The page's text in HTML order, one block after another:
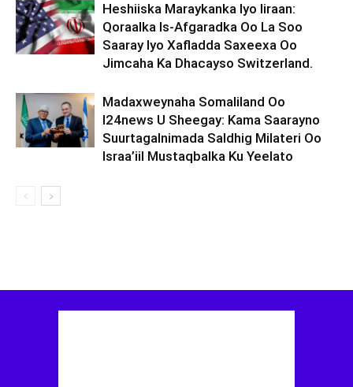
Heshiiska Maraykanka Iyo Iiraan:
Qoraalka Is-Afgaradka Oo La Soo
Saaray Iyo Xafladda Saxeexa Oo
Jimcaha Ka Dhacayso Switzerland.
Madaxweynaha Somaliland Oo
I24news U Sheegay: Kama Saarayno
Suurtagalnimada Saldhig Milateri Oo
Israa’iil Mustaqbalka Ku Yeelato